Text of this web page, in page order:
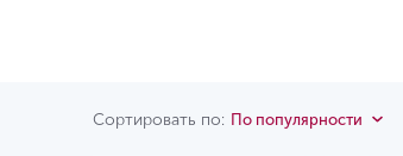
Сортировать по: По популярности